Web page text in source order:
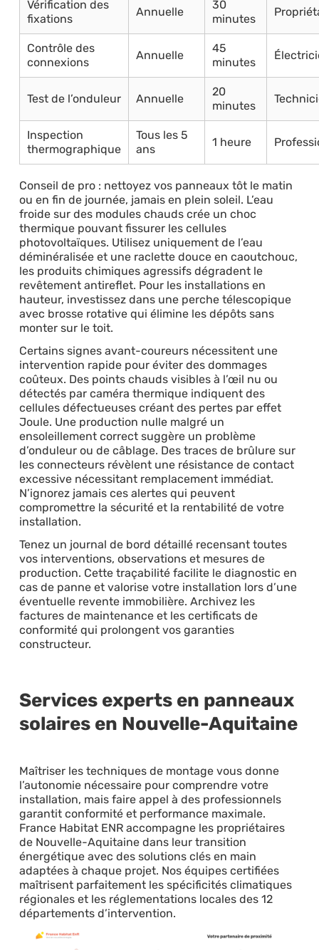
Vérification des
fixations
Annuelle
30
minutes
Contrôle des
connexions
Annuelle
45
minutes
Test de l’onduleur Annuelle
20
minutes
Inspection
thermographique
Tous les 5
ans
1 heure
Conseil de pro : nettoyez vos panneaux tôt le matin
ou en fin de journée, jamais en plein soleil. L’eau
froide sur des modules chauds crée un choc
thermique pouvant fissurer les cellules
photovoltaïques. Utilisez uniquement de l’eau
déminéralisée et une raclette douce en caoutchouc,
les produits chimiques agressifs dégradent le
revêtement antireflet. Pour les installations en
hauteur, investissez dans une perche télescopique
avec brosse rotative qui élimine les dépôts sans
monter sur le toit.
Certains signes avant-coureurs nécessitent une
intervention rapide pour éviter des dommages
coûteux. Des points chauds visibles à l’œil nu ou
détectés par caméra thermique indiquent des
cellules défectueuses créant des pertes par effet
Joule. Une production nulle malgré un
ensoleillement correct suggère un problème
d’onduleur ou de câblage. Des traces de brûlure sur
les connecteurs révèlent une résistance de contact
excessive nécessitant remplacement immédiat.
N’ignorez jamais ces alertes qui peuvent
compromettre la sécurité et la rentabilité de votre
installation.
Tenez un journal de bord détaillé recensant toutes
vos interventions, observations et mesures de
production. Cette traçabilité facilite le diagnostic en
cas de panne et valorise votre installation lors d’une
éventuelle revente immobilière. Archivez les
factures de maintenance et les certificats de
conformité qui prolongent vos garanties
constructeur.
Services experts en panneaux
solaires en Nouvelle-Aquitaine
Maîtriser les techniques de montage vous donne
l’autonomie nécessaire pour comprendre votre
installation, mais faire appel à des professionnels
garantit conformité et performance maximale.
France Habitat ENR accompagne les propriétaires
de Nouvelle-Aquitaine dans leur transition
énergétique avec des solutions clés en main
adaptées à chaque projet. Nos équipes certifiées
maîtrisent parfaitement les spécificités climatiques
régionales et les réglementations locales des 12
départements d’intervention.